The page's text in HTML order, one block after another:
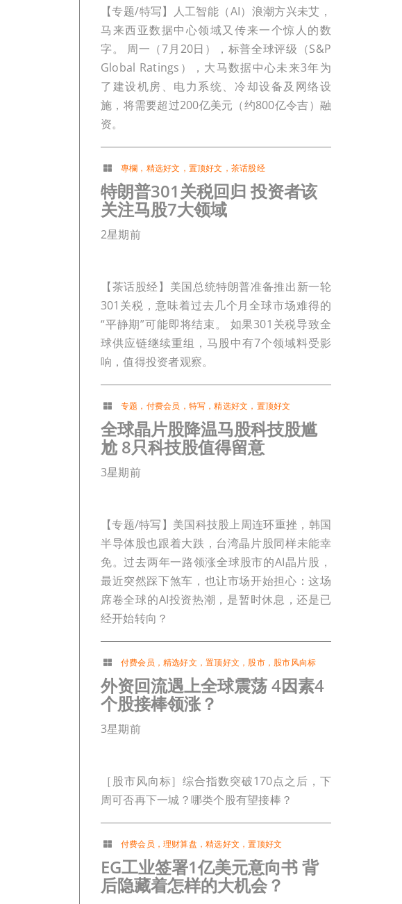
【专题/特写】人工智能（AI）浪潮方兴未艾，
马来西亚数据中心领域又传来一个惊人的数
字。 周一（7月20日），标普全球评级（S&P
Global Ratings），大马数据中心未来3年为
了建设机房、电力系统、冷却设备及网络设
施，将需要超过200亿美元（约800亿令吉）融
资。
專欄 ， 精选好文 ， 置顶好文 ， 茶话股经
特朗普301关税回归 投资者该
关注马股7大领域
2星期前
【茶话股经】美国总统特朗普准备推出新一轮
301关税，意味着过去几个月全球市场难得的
“平静期”可能即将结束。 如果301关税导致全
球供应链继续重组，马股中有7个领域料受影
响，值得投资者观察。
专题 ， 付费会员 ， 特写 ，精选好文 ， 置顶好文
全球晶片股降温马股科技股尴
尬 8只科技股值得留意
3星期前
【专题/特写】美国科技股上周连环重挫，韩国
半导体股也跟着大跌，台湾晶片股同样未能幸
免。过去两年一路领涨全球股市的AI晶片股，
最近突然踩下煞车，也让市场开始担心：这场
席卷全球的AI投资热潮，是暂时休息，还是已
经开始转向？
付费会员 ，精选好文 ，置顶好文 ， 股市， 股市风向标
外资回流遇上全球震荡 4因素4
个股接棒领涨？
3星期前
［股市风向标］综合指数突破170点之后，下
周可否再下一城？哪类个股有望接棒？
付费会员 ，理财算盘 ，精选好文 ，置顶好文
EG工业签署1亿美元意向书 背
后隐藏着怎样的大机会？